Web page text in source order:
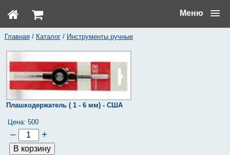
Меню
Главная/ Каталог/ Инструменты ручные
Плашкодержатель ( 1 - 6 мм) - США
Цена: 500
– +